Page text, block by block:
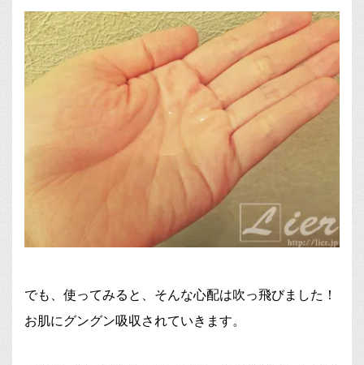
でも、使ってみると、そんな心配は吹っ飛びました！
お肌にグングン吸収されていきます。